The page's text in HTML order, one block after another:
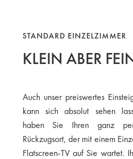
STANDARD EINZELZIMMER
KLEIN ABER
Auch unser preiswertes
kann sich absolut sehen
haben Sie Ihren ganz
Rückzugsort, der mit einem
Flatscreen-TV auf Sie wartet.